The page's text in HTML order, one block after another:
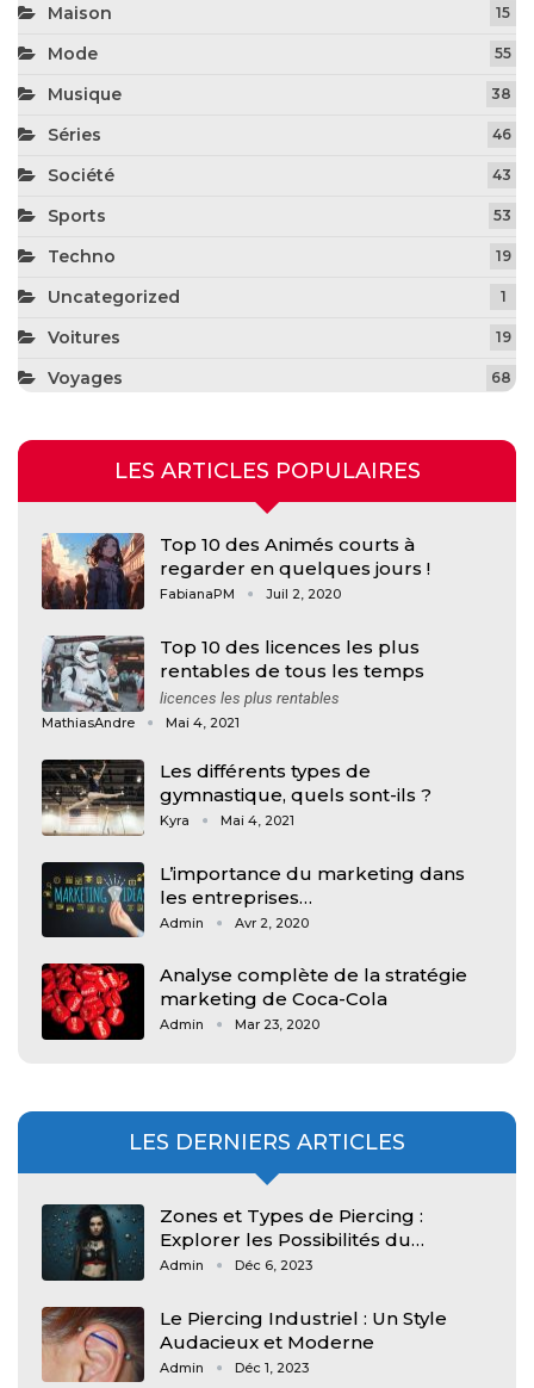
Maison 15
Mode 55
Musique 38
Séries 46
Société 43
Sports 53
Techno 19
Uncategorized 1
Voitures 19
Voyages 68
LES ARTICLES POPULAIRES
Top 10 des Animés courts à
regarder en quelques jours !
FabianaPM Juil 2, 2020
Top 10 des licences les plus
rentables de tous les temps
licences les plus rentables
MathiasAndre Mai 4, 2021
Les différents types de
gymnastique, quels sont-ils ?
Kyra Mai 4, 2021
L’importance du marketing dans
les entreprises…
Admin Avr 2, 2020
Analyse complète de la stratégie
marketing de Coca-Cola
Admin Mar 23, 2020
LES DERNIERS ARTICLES
Zones et Types de Piercing :
Explorer les Possibilités du…
Admin Déc 6, 2023
Le Piercing Industriel : Un Style
Audacieux et Moderne
Admin Déc 1, 2023